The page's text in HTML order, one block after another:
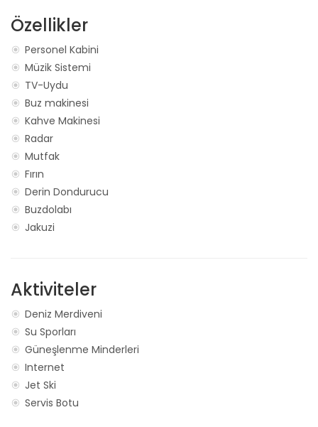
Özellikler
Personel Kabini
Müzik Sistemi
TV-Uydu
Buz makinesi
Kahve Makinesi
Radar
Mutfak
Fırın
Derin Dondurucu
Buzdolabı
Jakuzi
Aktiviteler
Deniz Merdiveni
Su Sporları
Güneşlenme Minderleri
Internet
Jet Ski
Servis Botu